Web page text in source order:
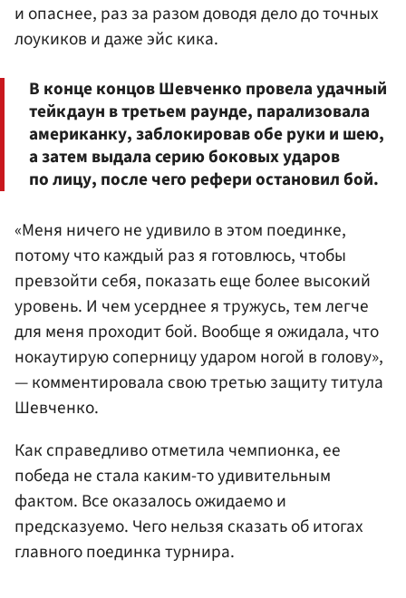
и опаснее, раз за разом доводя дело до точных
лоукиков и даже эйс кика.
В конце концов Шевченко провела удачный
тейкдаун в третьем раунде, парализовала
американку, заблокировав обе руки и шею,
а затем выдала серию боковых ударов
по лицу, после чего рефери остановил бой.
«Меня ничего не удивило в этом поединке,
потому что каждый раз я готовлюсь, чтобы
превзойти себя, показать еще более высокий
уровень. И чем усерднее я тружусь, тем легче
для меня проходит бой. Вообще я ожидала, что
нокаутирую соперницу ударом ногой в голову»,
— комментировала свою третью защиту титула
Шевченко.
Как справедливо отметила чемпионка, ее
победа не стала каким-то удивительным
фактом. Все оказалось ожидаемо и
предсказуемо. Чего нельзя сказать об итогах
главного поединка турнира.